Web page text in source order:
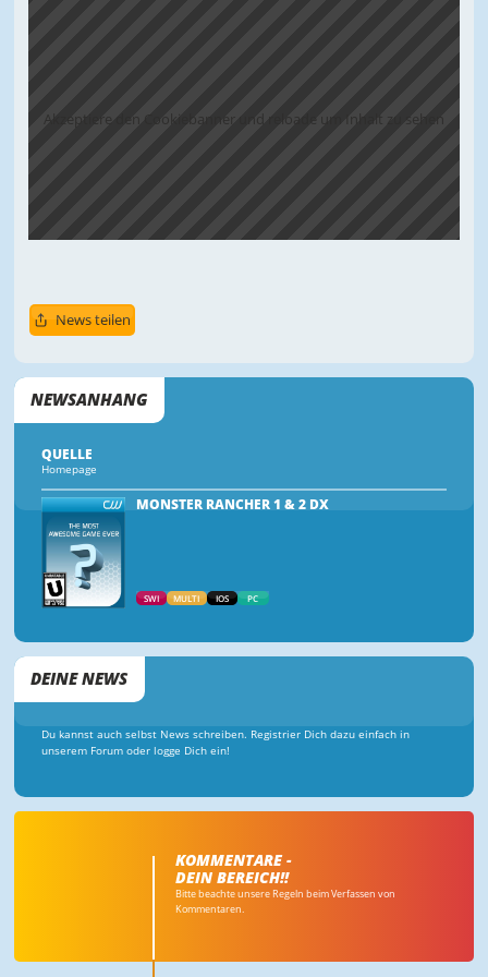
Akzeptiere den Cookiebanner und reloade um Inhalt zu sehen
News teilen
NEWSANHANG
QUELLE
Homepage
MONSTER RANCHER 1 & 2 DX
SWI MULTI IOS PC
DEINE NEWS
Du kannst auch selbst News schreiben. Registrier Dich dazu einfach in
unserem Forum oder logge Dich ein!
KOMMENTARE -
DEIN BEREICH!!
Bitte beachte unsere Regeln beim Verfassen von
Kommentaren.